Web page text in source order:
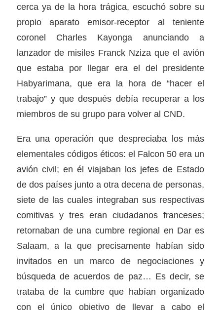
cerca ya de la hora trágica, escuchó sobre su
propio aparato emisor-receptor al teniente
coronel Charles Kayonga anunciando a
lanzador de misiles Franck Nziza que el avión
que estaba por llegar era el del presidente
Habyarimana, que era la hora de “hacer el
trabajo” y que después debía recuperar a los
miembros de su grupo para volver al CND.
Era una operación que despreciaba los más
elementales códigos éticos: el Falcon 50 era un
avión civil; en él viajaban los jefes de Estado
de dos países junto a otra decena de personas,
siete de las cuales integraban sus respectivas
comitivas y tres eran ciudadanos franceses;
retornaban de una cumbre regional en Dar es
Salaam, a la que precisamente habían sido
invitados en un marco de negociaciones y
búsqueda de acuerdos de paz… Es decir, se
trataba de la cumbre que habían organizado
con el único objetivo de llevar a cabo el